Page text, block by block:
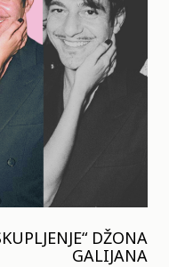
DŽONA
GALIJANA